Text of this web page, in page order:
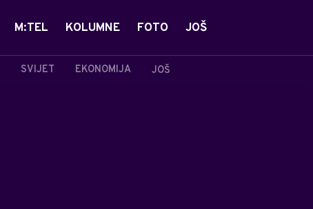
SVIJET EKONOMIJA JOŠ
M:TEL KOLUMNE FOTO JOŠ